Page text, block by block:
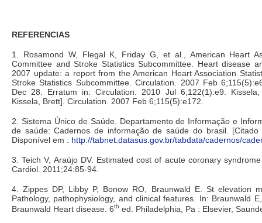
REFERENCIAS
1. Rosamond W, Flegal K, Friday G, et al., American Heart
Committee and Stroke Statistics Subcommittee. Heart disease
2007 update: a report from the American Heart Association
Stroke Statistics Subcommittee. Circulation. 2007 Feb
Dec 28. Erratum in: Circulation. 2010 Jul 6;122(1):e9.
Kissela, Brett]. Circulation. 2007 Feb 6;115(5):e172.
2. Sistema Único de Saúde. Departamento de Informação e
de saúde: Cadernos de informação de saúde do brasil.
Disponível em : http://tabnet.datasus.gov.br/tabdata/cadernos/
3. Teich V, Araújo DV. Estimated cost of acute coronary
Cardiol. 2011;24:85-94.
4. Zippes DP, Libby P, Bonow RO, Braunwald E. St elevation
Pathology, pathophysiology, and clinical features. In: Braunwald
Braunwald Heart disease. 6th ed. Philadelphia, Pa : Elsevier,